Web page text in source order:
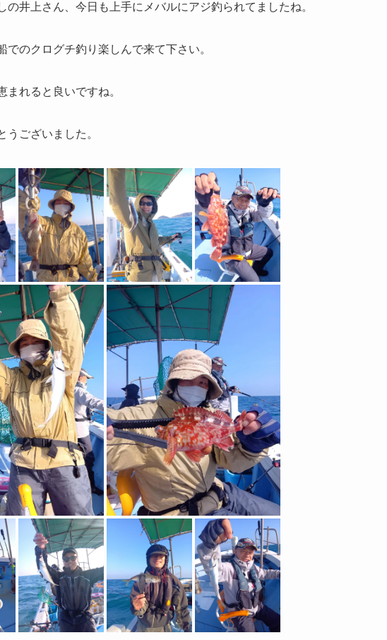
の井上さん、今日も上手にメバルにアジ釣られてましたね。
でのクログチ釣り楽しんで来て下さい。
まれると良いですね。
うございました。